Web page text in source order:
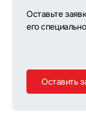
Оставьте
его
Оставить